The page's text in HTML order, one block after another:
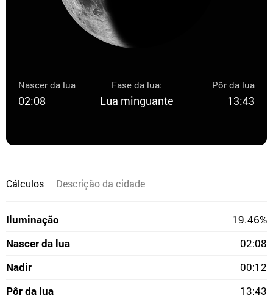
Nascer da lua
02:08
Fase da lua:
Lua minguante
Pôr da lua
13:43
Cálculos Descrição da cidade
Iluminação
19.46%
Nascer da lua
02:08
Nadir
00:12
Pôr da lua
13:43